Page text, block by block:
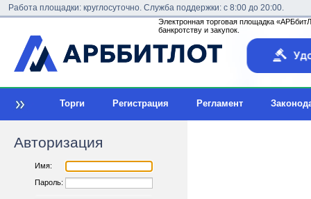
Работа площадки: круглосуточно. Служба поддержки: с 8:00 до 20:00.
Электронная торговая площадка
банкротству и закупок.
Торги Регистрация Регламент
Авторизация
Имя:
Пароль: